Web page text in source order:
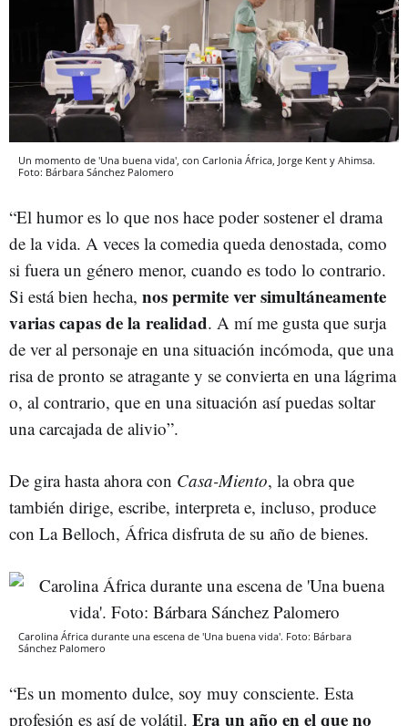
Un momento de 'Una buena vida', con Carlonia África, Jorge Kent y Ahimsa.
Foto: Bárbara Sánchez Palomero
“El humor es lo que nos hace poder sostener el drama
de la vida. A veces la comedia queda denostada, como
si fuera un género menor, cuando es todo lo contrario.
Si está bien hecha, nos permite ver simultáneamente
varias capas de la realidad. A mí me gusta que surja
de ver al personaje en una situación incómoda, que una
risa de pronto se atragante y se convierta en una lágrima
o, al contrario, que en una situación así puedas soltar
una carcajada de alivio”.
De gira hasta ahora con Casa-Miento, la obra que
también dirige, escribe, interpreta e, incluso, produce
con La Belloch, África disfruta de su año de bienes.
Carolina África durante una escena de 'Una buena vida'. Foto: Bárbara
Sánchez Palomero
“Es un momento dulce, soy muy consciente. Esta
profesión es así de volátil. Era un año en el que no